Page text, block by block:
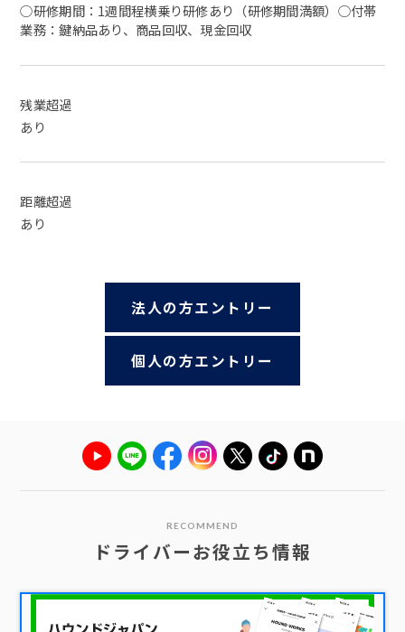
○研修期間：1週間程横乗り研修あり（研修期間満額）○付帯
業務：鍵納品あり、商品回収、現金回収
残業超過
あり
距離超過
あり
法人の方エントリー
個人の方エントリー
RECOMMEND
ドライバーお役立ち情報